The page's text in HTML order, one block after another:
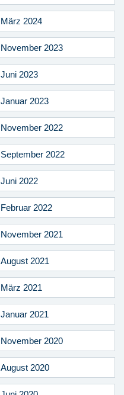
März 2024
November 2023
Juni 2023
Januar 2023
November 2022
September 2022
Juni 2022
Februar 2022
November 2021
August 2021
März 2021
Januar 2021
November 2020
August 2020